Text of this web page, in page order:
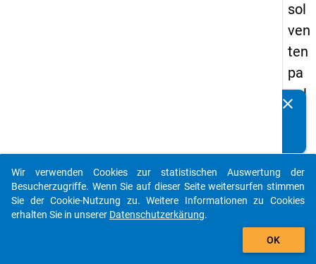
sol
ven
ten
pa
nel
13
-
zw
clear
auto_stories
add_shopping_cart
Wir verwenden Cookies zur statistischen Auswertung der
Besucherzugriffe. Wenn Sie auf dieser Seite weitersurfen stimmen
Sie der Cookie-Nutzung zu. Weitere Informationen zu Cookies
erhalten Sie in unserer Datenschutzerkärung.
OK